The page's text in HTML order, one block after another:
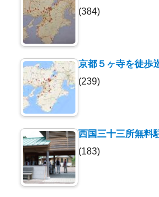
(384)
京都５ヶ寺を徒歩
(239)
西国三十三所無料
(183)